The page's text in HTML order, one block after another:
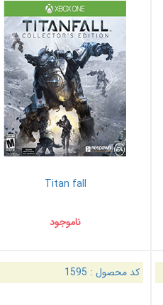
Titan fall
ناموجود
کد محصول : 1595